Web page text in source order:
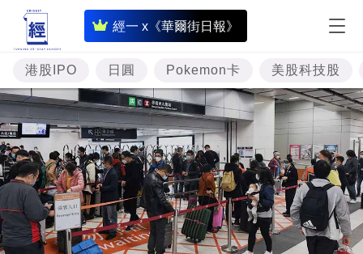
經一 x《華爾街日報》
即
時
財
經
專
題
投
資
樓
市
港股IPO 日圓 Pokemon卡 美股科技股